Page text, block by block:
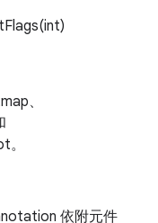
、
依附元件